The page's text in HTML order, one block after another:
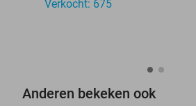
Verkocht: 675
Anderen bekeken ook